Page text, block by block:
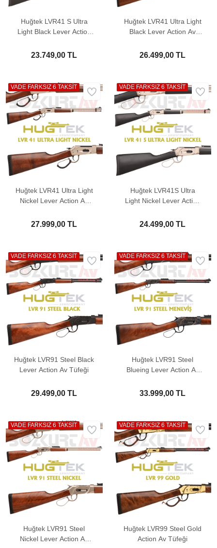
Huğtek LVR41 S Ultra
Light Black Lever Action
23.749,00 TL
Huğtek LVR41 Ultra Light
Black Lever Action Av
26.499,00 TL
Huğtek LVR41 Ultra Light
Nickel Lever Action Av
27.999,00 TL
VADE FARKSIZ 6 TAKSİT
Huğtek LVR41S Ultra
Light Nickel Lever Action
24.499,00 TL
VADE FARKSIZ 6 TAKSİT
Huğtek LVR91 Steel Black
Lever Action Av Tüfeği
29.499,00 TL
VADE FARKSIZ 6 TAKSİT
Huğtek LVR91 Steel
Blueing Lever Action Av
33.999,00 TL
VADE FARKSIZ 6 TAKSİT
Huğtek LVR91 Steel
Nickel Lever Action Av
VADE FARKSIZ 6 TAKSİT
Huğtek LVR99 Steel Gold
Action Av Tüfeği
VADE FARKSIZ 6 TAKSİT